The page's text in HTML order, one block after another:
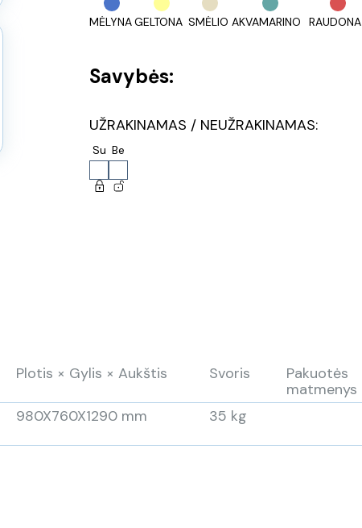
MĖLYNAGELTONA SMĖLIO AKVAMARINO RAUDONA
Savybės:
UŽRAKINAMAS / NEUŽRAKINAMAS:
Su Be
Plotis × Gylis × Aukštis Svoris
Pakuotės
matmenys
980X760X1290 mm 35 kg